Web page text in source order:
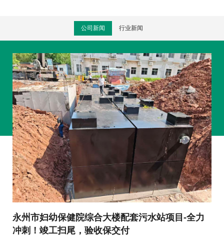
公司新闻 行业新闻
永州市妇幼保健院综合大楼配套污水站项目-全力
冲刺！竣工扫尾，验收保交付